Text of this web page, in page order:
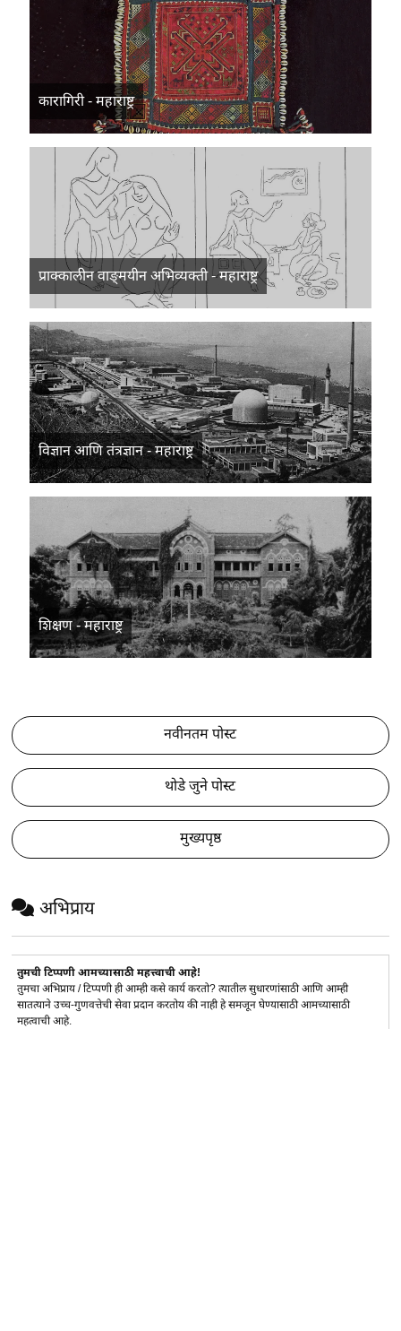
कारागिरी - महाराष्ट्र
प्राक्कालीन वाङ्‍मयीन अभिव्यक्ती - महाराष्ट्र
विज्ञान आणि तंत्रज्ञान - महाराष्ट्र
शिक्षण - महाराष्ट्र
नवीनतम पोस्ट
थोडे जुने पोस्ट
मुख्यपृष्ठ
अभिप्राय
तुमची टिप्पणी आमच्यासाठी महत्त्वाची आहे!
तुमचा अभिप्राय / टिप्पणी ही आम्ही कसे कार्य करतो? त्यातील सुधारणांसाठी आणि आम्ही
सातत्याने उच्च-गुणवत्तेची सेवा प्रदान करतोय की नाही हे समजून घेण्यासाठी आमच्यासाठी
महत्वाची आहे.